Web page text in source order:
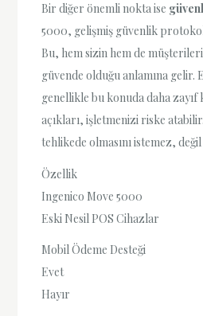
Bir diğer önemli nokta ise
5000, gelişmiş güvenlik
Bu, hem sizin hem de
güvende olduğu anlamına gelir.
genellikle bu konuda daha zayıf
açıkları, işletmenizi riske
tehlikede olmasını istemez,
Özellik
Ingenico Move 5000
Eski Nesil POS Cihazlar
Mobil Ödeme Desteği
Evet
Hayır